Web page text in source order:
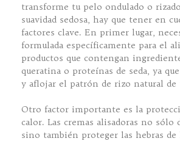
transforme tu pelo ondulado o
suavidad sedosa, hay que tener en
factores clave. En primer lugar,
formulada específicamente para el
productos que contengan
queratina o proteínas de seda, ya
y aflojar el patrón de rizo natural de
Otro factor importante es la
calor. Las cremas alisadoras no sólo
sino también proteger las hebras de